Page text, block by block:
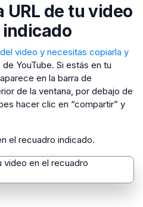
URL de tu video
video y necesitas copiarla y
YouTube. Si estás en tu
en la barra de
de la ventana, por debajo de
hacer clic en “compartir” y
el recuadro indicado.